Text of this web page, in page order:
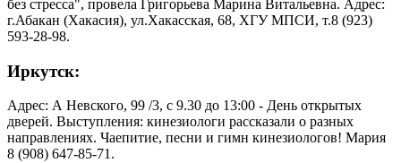
без стресса", провела Григорьева Марина Витальевна. Адрес:
г.Абакан (Хакасия), ул.Хакасская, 68, ХГУ МПСИ, т.8 (923)
593-28-98.
Иркутск:
Адрес: А Невского, 99 /3, с 9.30 до 13:00 - День открытых
дверей. Выступления: кинезиологи рассказали о разных
направлениях. Чаепитие, песни и гимн кинезиологов! Мария
8 (908) 647-85-71.